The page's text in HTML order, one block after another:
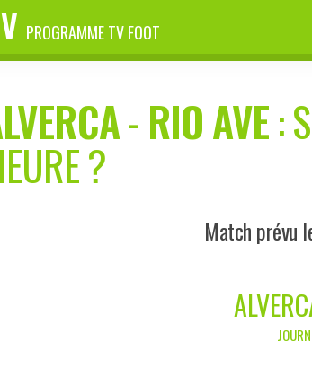
PROGRAMME TV FOOT
-RIO AVE:
?
Match prévu